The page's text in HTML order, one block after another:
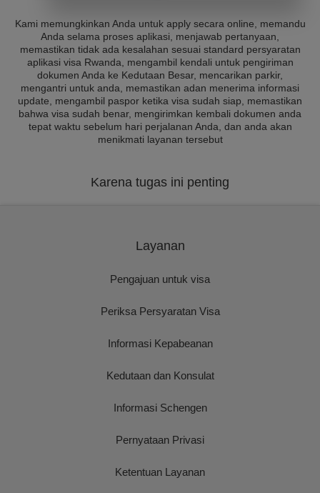
Kami memungkinkan Anda untuk apply secara online, memandu
Anda selama proses aplikasi, menjawab pertanyaan,
memastikan tidak ada kesalahan sesuai standard persyaratan
aplikasi visa Rwanda, mengambil kendali untuk pengiriman
dokumen Anda ke Kedutaan Besar, mencarikan parkir,
mengantri untuk anda, memastikan adan menerima informasi
update, mengambil paspor ketika visa sudah siap, memastikan
bahwa visa sudah benar, mengirimkan kembali dokumen anda
tepat waktu sebelum hari perjalanan Anda, dan anda akan
menikmati layanan tersebut
Karena tugas ini penting
Layanan
Pengajuan untuk visa
Periksa Persyaratan Visa
Informasi Kepabeanan
Kedutaan dan Konsulat
Informasi Schengen
Pernyataan Privasi
Ketentuan Layanan